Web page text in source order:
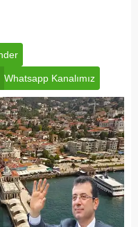
Whatsapp Kanalımız